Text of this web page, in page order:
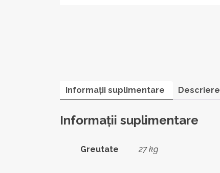
Informații suplimentare Descriere
Informații suplimentare
Greutate 27 kg